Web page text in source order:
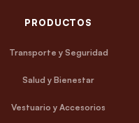
PRODUCTOS
Transporte y Seguridad
Salud y Bienestar
Vestuario y Accesorios